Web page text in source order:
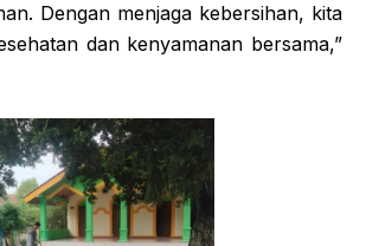
Dengan menjaga kebersihan, kita
dan kenyamanan bersama,”